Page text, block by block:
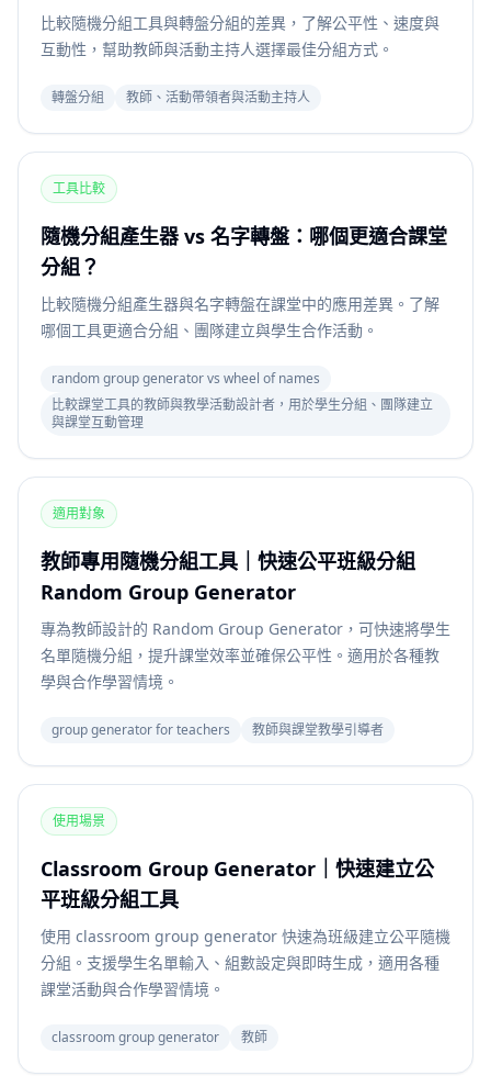
比較隨機分組工具與轉盤分組的差異，了解公平性、速度與
互動性，幫助教師與活動主持人選擇最佳分組方式。
轉盤分組 教師、活動帶領者與活動主持人
工具比較
隨機分組產生器 vs 名字轉盤：哪個更適合課堂
分組？
比較隨機分組產生器與名字轉盤在課堂中的應用差異。了解
哪個工具更適合分組、團隊建立與學生合作活動。
random group generator vs wheel of names
比較課堂工具的教師與教學活動設計者，用於學生分組、團隊建立
與課堂互動管理
適用對象
教師專用隨機分組工具｜快速公平班級分組
Random Group Generator
專為教師設計的 Random Group Generator，可快速將學生
名單隨機分組，提升課堂效率並確保公平性。適用於各種教
學與合作學習情境。
group generator for teachers 教師與課堂教學引導者
使用場景
Classroom Group Generator｜快速建立公
平班級分組工具
使用 classroom group generator 快速為班級建立公平隨機
分組。支援學生名單輸入、組數設定與即時生成，適用各種
課堂活動與合作學習情境。
classroom group generator 教師